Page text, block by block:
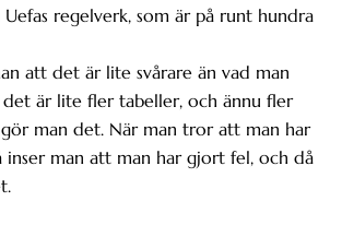
regelverk, som är på runt hundra
att det är lite svårare än vad man
är lite fler tabeller, och ännu fler
man det. När man tror att man har
man att man har gjort fel, och då